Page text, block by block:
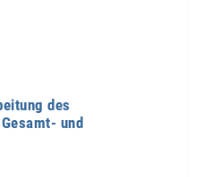
des
und